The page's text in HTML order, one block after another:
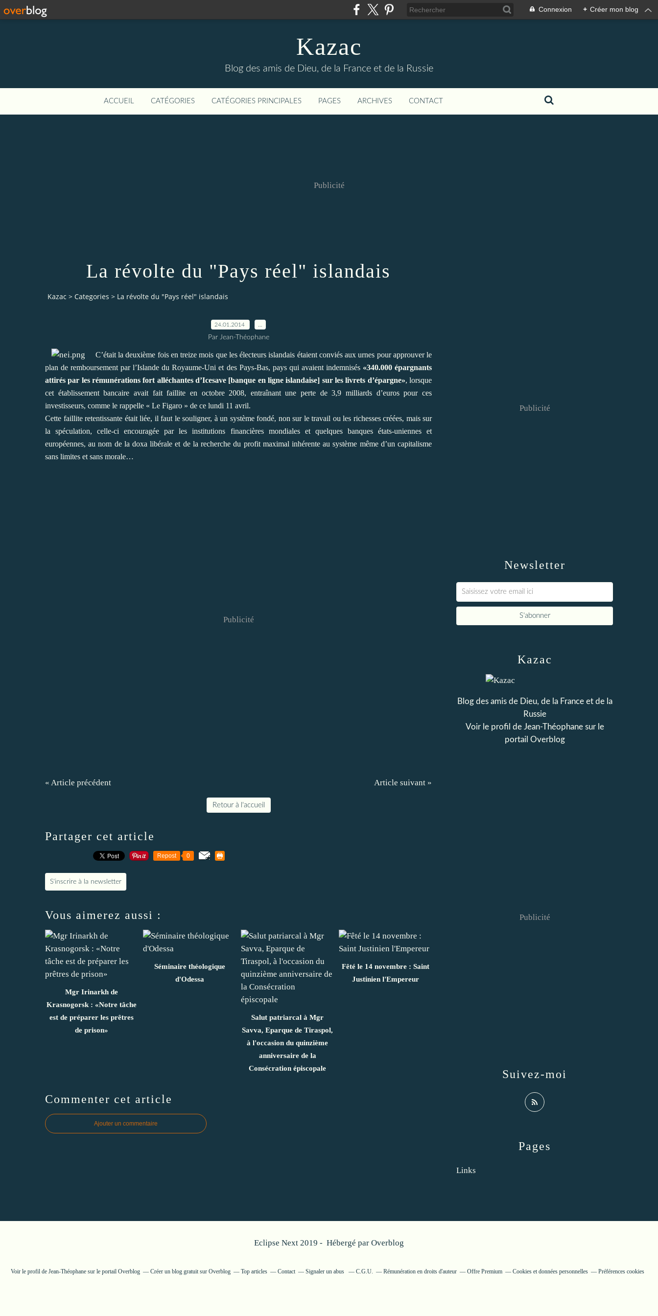
Connexion + Créer mon blog
Kazac
Blog des amis de Dieu, de la France et de la Russie
ACCUEIL CATÉGORIES CATÉGORIES PRINCIPALES PAGES ARCHIVES CONTACT
Publicité
La révolte du "Pays réel" islandais
Kazac > Categories > La révolte du "Pays réel" islandais
24.01.2014
Par Jean-Théophane
C’était la deuxième fois en treize mois que les électeurs islandais étaient conviés aux urnes pour approuver le
plan de remboursement par l’Islande du Royaume-Uni et des Pays-Bas, pays qui avaient indemnisés «340.000 épargnants
attirés par les rémunérations fort alléchantes d’Icesave [banque en ligne islandaise] sur les livrets d’épargne», lorsque
cet établissement bancaire avait fait faillite en octobre 2008, entraînant une perte de 3,9 milliards d’euros pour ces
investisseurs, comme le rappelle « Le Figaro » de ce lundi 11 avril.
Cette faillite retentissante était liée, il faut le souligner, à un système fondé, non sur le travail ou les richesses créées, mais sur
la spéculation, celle-ci encouragée par les institutions financières mondiales et quelques banques états-uniennes et
européennes, au nom de la doxa libérale et de la recherche du profit maximal inhérente au système même d’un capitalisme
sans limites et sans morale…
Publicité
« Article précédent Article suivant »
Retour à l'accueil
Partager cet article
Repost 0
S'inscrire à la newsletter
Vous aimerez aussi :
Mgr Irinarkh de
Krasnogorsk : «Notre tâche
est de préparer les prêtres
de prison»
Séminaire théologique
d'Odessa
Salut patriarcal à Mgr
Savva, Eparque de Tiraspol,
à l'occasion du quinzième
anniversaire de la
Consécration épiscopale
Fêté le 14 novembre : Saint
Justinien l'Empereur
Commenter cet article
Ajouter un commentaire
Newsletter
Publicité
Pages
Links
Kazac
Blog des amis de Dieu, de la France et de la
Russie
Voir le profil de Jean-Théophanesur le
portail Overblog
Suivez-moi
Publicité
Eclipse Next 2019 - Hébergé par Overblog
Voir le profil de Jean-Théophane sur le portail Overblog Créer un blog gratuit sur Overblog Top articles Contact Signaler un abus C.G.U. Rémunération en droits d'auteur Offre Premium Cookies et données personnelles Préférences cookies